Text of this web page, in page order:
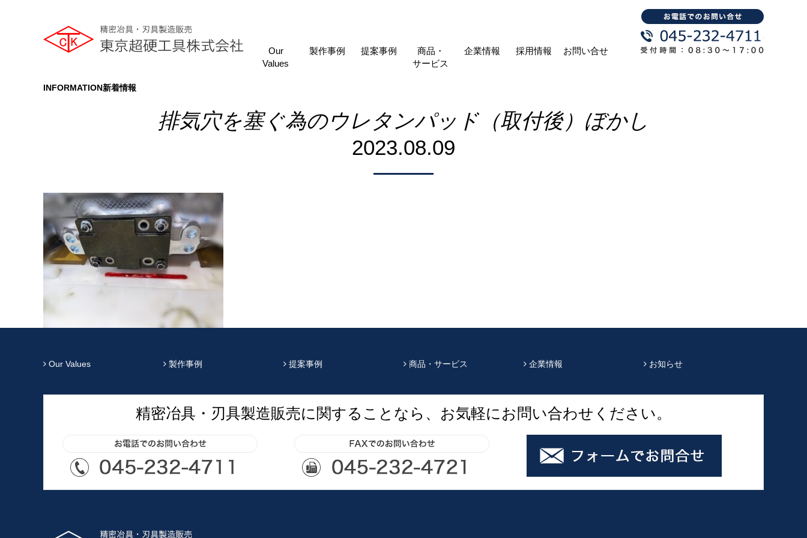
Our
Values
製作事例 提案事例
商品・
サービス
企業情報 採用情報 お問い合せ
INFORMATION新着情報
排気穴を塞ぐ為のウレタンパッド（取付後）ぼかし
2023.08.09
Our Values 製作事例 提案事例 商品・サービス 企業情報 お知らせ
精密冶具・刃具製造販売に関することなら、お気軽にお問い合わせください。